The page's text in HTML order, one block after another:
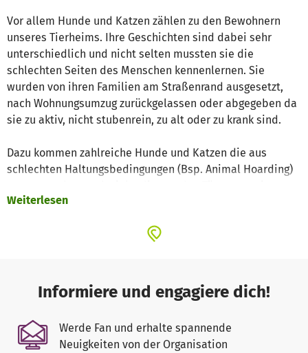
Vor allem Hunde und Katzen zählen zu den Bewohnern
unseres Tierheims. Ihre Geschichten sind dabei sehr
unterschiedlich und nicht selten mussten sie die
schlechten Seiten des Menschen kennenlernen. Sie
wurden von ihren Familien am Straßenrand ausgesetzt,
nach Wohnungsumzug zurückgelassen oder abgegeben da
sie zu aktiv, nicht stubenrein, zu alt oder zu krank sind.
Dazu kommen zahlreiche Hunde und Katzen die aus
schlechten Haltungsbedingungen (Bsp. Animal Hoarding)
des europäischen Auslands gerettet werden konnten. Sie
versorgt und artgerecht in ein neues Zuhause vermittelt.
brauchen wir deine Unterstützung. Unser Verein finanziert
sich vorrangig durch Spendengelder. Jede Unterstützung
zählt und kommt unseren Schützlingen, Samtpfoten und
Fellnasen zu Gute.
Weiterlesen
Informiere und engagiere dich!
Werde Fan und erhalte spannende
Neuigkeiten von der Organisation